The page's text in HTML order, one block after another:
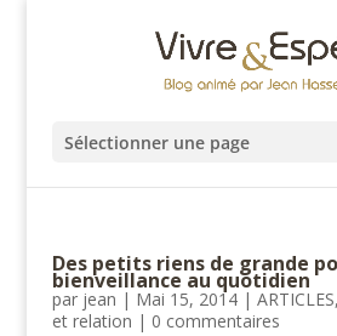
Sélectionner une page
Des petits riens de grande
bienveillance au quotidien
par jean | Mai 15, 2014| ARTICLES,
et relation | 0 commentaires